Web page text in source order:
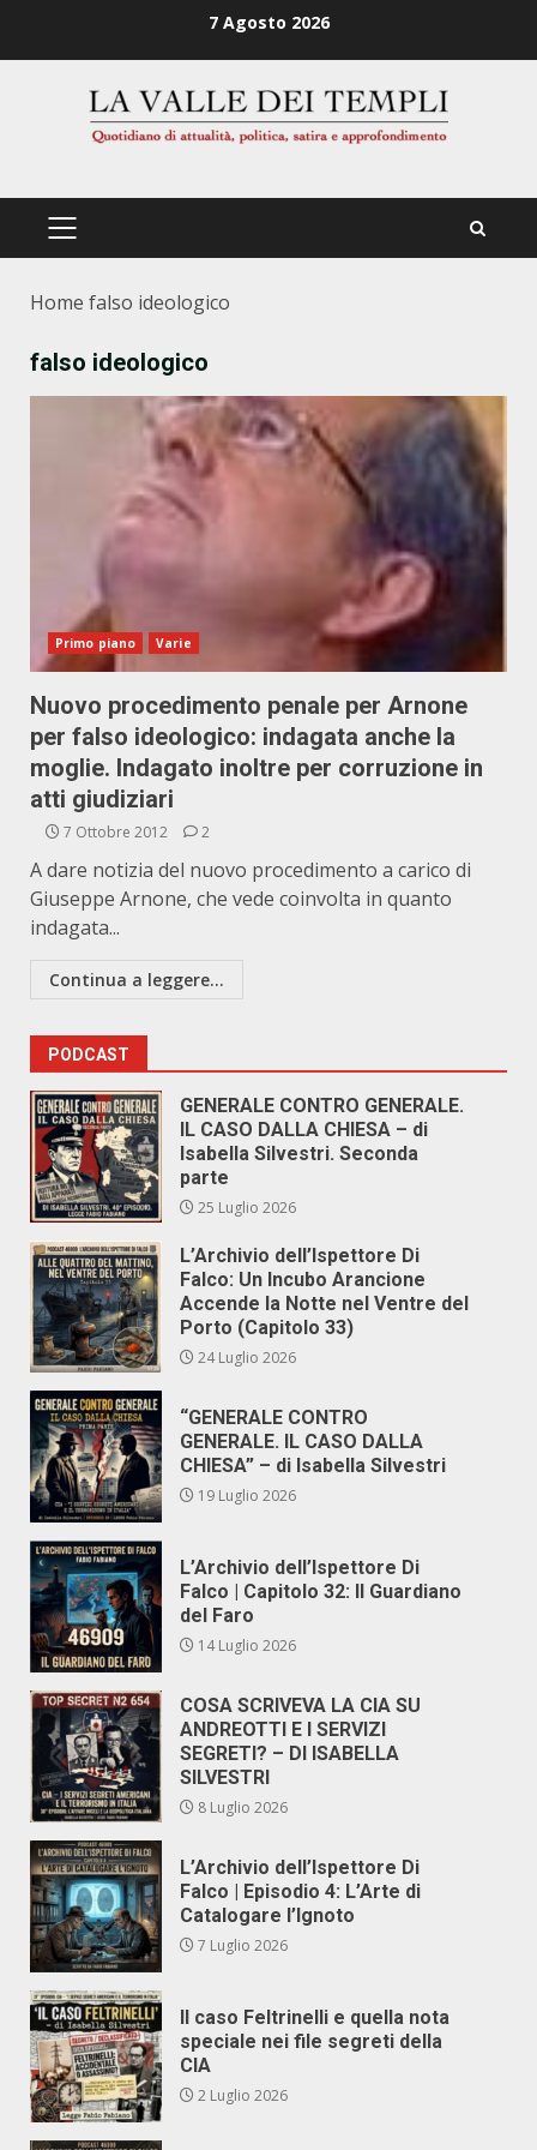
7 Agosto 2026
PRIMÄRES
Home falso ideologico
falso ideologico
Primo piano Varie
Nuovo procedimento penale per Arnone
per falso ideologico: indagata anche la
moglie. Indagato inoltre per corruzione in
atti giudiziari
7 Ottobre 2012 2
A dare notizia del nuovo procedimento a carico di
Giuseppe Arnone, che vede coinvolta in quanto
indagata...
Continua a leggere...
PODCAST
GENERALE CONTRO GENERALE.
IL CASO DALLA CHIESA – di
Isabella Silvestri. Seconda
parte
25 Luglio 2026
L’Archivio dell’Ispettore Di
Falco: Un Incubo Arancione
Accende la Notte nel Ventre del
Porto (Capitolo 33)
24 Luglio 2026
“GENERALE CONTRO
GENERALE. IL CASO DALLA
CHIESA” – di Isabella Silvestri
19 Luglio 2026
L’Archivio dell’Ispettore Di
Falco | Capitolo 32: Il Guardiano
del Faro
14 Luglio 2026
COSA SCRIVEVA LA CIA SU
ANDREOTTI E I SERVIZI
SEGRETI? – DI ISABELLA
SILVESTRI
8 Luglio 2026
L’Archivio dell’Ispettore Di
Falco | Episodio 4: L’Arte di
Catalogare l’Ignoto
7 Luglio 2026
Il caso Feltrinelli e quella nota
speciale nei file segreti della
CIA
2 Luglio 2026